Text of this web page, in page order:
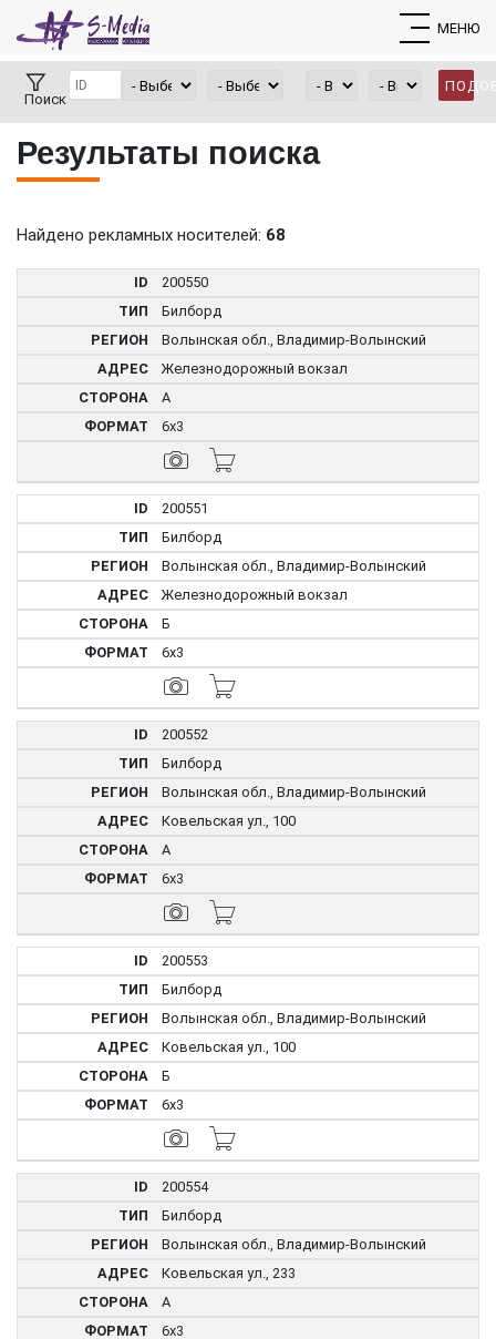
МЕНЮ
Поиск
Результаты поиска
Найдено рекламных носителей: 68
200550
Билборд
Волынская обл., Владимир-Волынский
Железнодорожный вокзал
А
6x3
200551
Билборд
Волынская обл., Владимир-Волынский
Железнодорожный вокзал
Б
6x3
200552
Билборд
Волынская обл., Владимир-Волынский
Ковельская ул., 100
А
6x3
200553
Билборд
Волынская обл., Владимир-Волынский
Ковельская ул., 100
Б
6x3
200554
Билборд
Волынская обл., Владимир-Волынский
Ковельская ул., 233
А
6x3